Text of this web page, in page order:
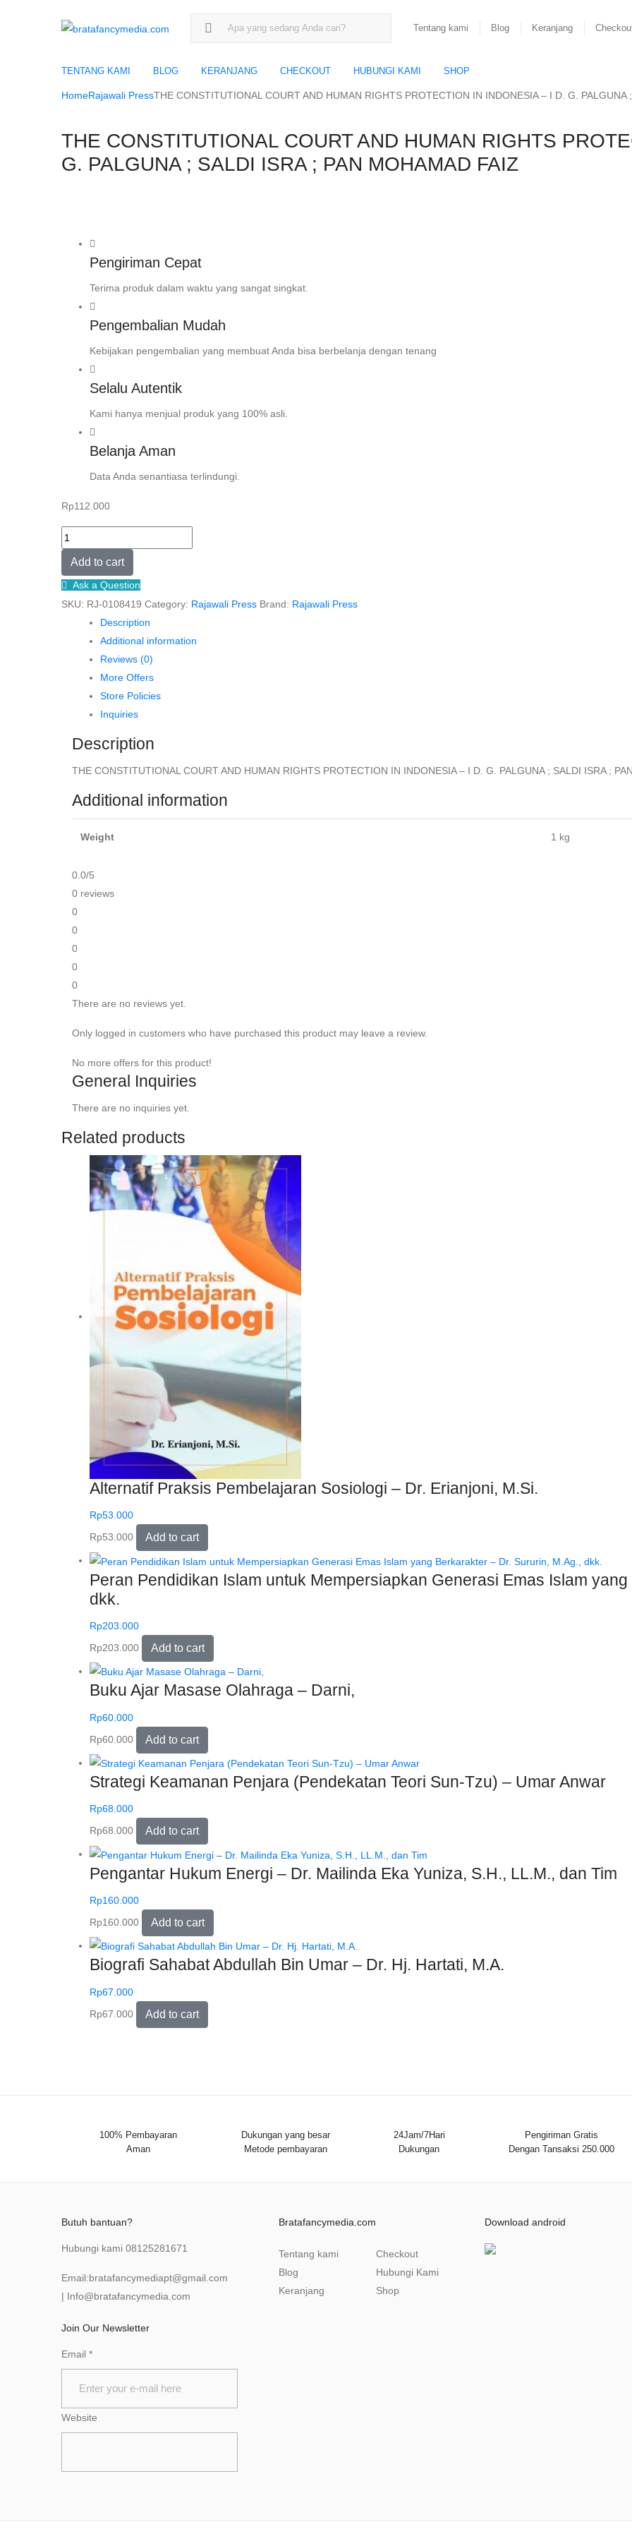
Search for:
Tentang kami Blog Keranjang
TENTANG KAMI BLOG KERANJANG CHECKOUT HUBUNGI KAMI SHOP
HomeRajawali PressTHE CONSTITUTIONAL COURT AND HUMAN RIGHTS PROTECTION IN INDONESIA – I D. G. PALGUNA
THE CONSTITUTIONAL COURT AND HUMAN RIGHTS
G. PALGUNA ; SALDI ISRA ; PAN MOHAMAD FAIZ
Pengiriman Cepat
Terima produk dalam waktu yang sangat singkat.
Pengembalian Mudah
Kebijakan pengembalian yang membuat Anda bisa berbelanja dengan tenang
Selalu Autentik
Kami hanya menjual produk yang 100% asli.
Belanja Aman
Data Anda senantiasa terlindungi.
Rp112.000
THE
CONSTITUTIONAL
COURT
AND
HUMAN
RIGHTS
PROTECTION
INDONESIA
PALGUNA
Add to cart
Ask a Question
SKU: RJ-0108419 Category: Rajawali Press Brand: Rajawali Press
Description
Additional information
Reviews (0)
More Offers
Store Policies
Inquiries
Description
THE CONSTITUTIONAL COURT AND HUMAN RIGHTS PROTECTION IN INDONESIA – I D. G. PALGUNA ; SALDI ISRA ;
Additional information
Weight 1 kg
0.0/5
0 reviews
0
0
0
0
0
There are no reviews yet.
Only logged in customers who have purchased this product may leave a review.
No more offers for this product!
General Inquiries
There are no inquiries yet.
Related products
Alternatif Praksis Pembelajaran Sosiologi – Dr. Erianjoni, M.Si.
Rp53.000
Rp53.000 Add to cart
Peran Pendidikan Islam untuk Mempersiapkan Generasi Emas Islam
dkk.
Rp203.000
Rp203.000 Add to cart
Buku Ajar Masase Olahraga – Darni,
Rp60.000
Rp60.000 Add to cart
Strategi Keamanan Penjara (Pendekatan Teori Sun-Tzu) – Umar Anwar
Rp68.000
Rp68.000 Add to cart
Pengantar Hukum Energi – Dr. Mailinda Eka Yuniza, S.H., LL.M., dan Tim
Rp160.000
Rp160.000 Add to cart
Biografi Sahabat Abdullah Bin Umar – Dr. Hj. Hartati, M.A.
Rp67.000
Rp67.000 Add to cart
100% Pembayaran
Aman
Dukungan yang besar
Metode pembayaran
24Jam/7Hari
Dukungan
Pengiriman Gratis
Dengan Tansaksi 250.000
Butuh bantuan?
Hubungi kami 08125281671
Email:bratafancymediapt@gmail.com
| Info@bratafancymedia .com
Join Our Newsletter
Email *
Website
Bratafancymedia.com
Tentang kami
Blog
Keranjang
Checkout
Hubungi Kami
Shop
Download android